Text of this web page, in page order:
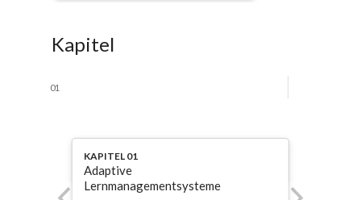
Kapitel
01
KAPITEL 01
Adaptive
Lernmanagementsysteme